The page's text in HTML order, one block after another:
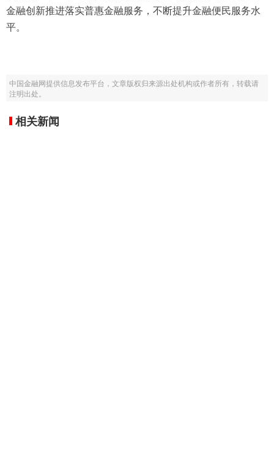
金融创新推进落实普惠金融服务，不断提升金融便民服务水
平。
中国金融网提供信息发布平台，文章版权归来源出处机构或作者所有，转载请
注明出处。
相关新闻